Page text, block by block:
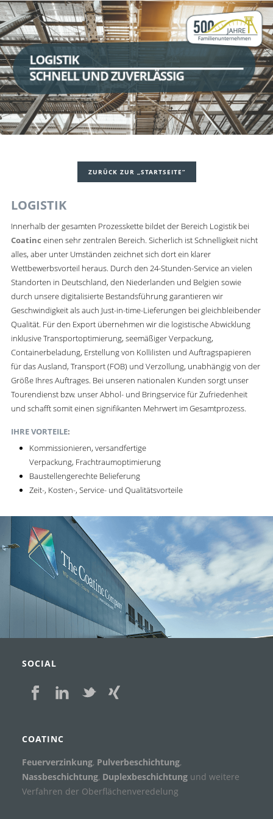
LOGISTIK
SCHNELL UND ZUVERLÄSSIG
ZURÜCK ZUR „STARTSEITE“
LOGISTIK
Innerhalb der gesamten Prozesskette bildet der Bereich Logistik bei
Coatinc einen sehr zentralen Bereich. Sicherlich ist Schnelligkeit nicht
alles, aber unter Umständen zeichnet sich dort ein klarer
Wettbewerbsvorteil heraus. Durch den 24-Stunden-Service an vielen
Standorten in Deutschland, den Niederlanden und Belgien sowie
durch unsere digitalisierte Bestandsführung garantieren wir
Geschwindigkeit als auch Just-in-time-Lieferungen bei gleichbleibender
Qualität. Für den Export übernehmen wir die logistische Abwicklung
inklusive Transportoptimierung, seemäßiger Verpackung,
Containerbeladung, Erstellung von Kollilisten und Auftragspapieren
für das Ausland, Transport (FOB) und Verzollung, unabhängig von der
Größe Ihres Auftrages. Bei unseren nationalen Kunden sorgt unser
Tourendienst bzw. unser Abhol- und Bringservice für Zufriedenheit
und schafft somit einen signifikanten Mehrwert im Gesamtprozess.
IHRE VORTEILE:
Kommissionieren, versandfertige
Verpackung, Frachtraumoptimierung
Baustellengerechte Belieferung
Zeit-, Kosten-, Service- und Qualitätsvorteile
SOCIAL
COATINC
Feuerverzinkung, Pulverbeschichtung,
Nassbeschichtung, Duplexbeschichtungund weitere
Verfahren der Oberflächenveredelung